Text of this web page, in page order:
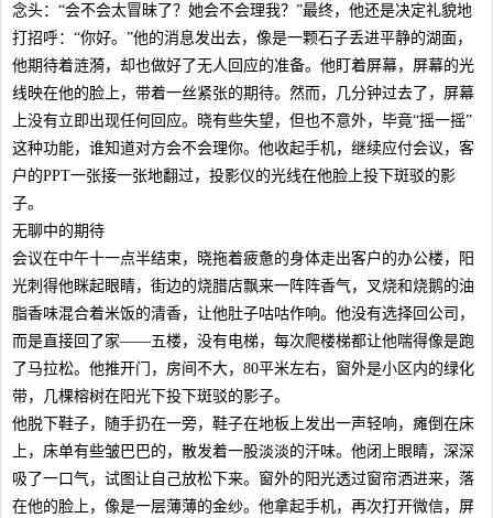
念头：“会不会太冒昧了？她会不会理我？”最终，他还是决定礼貌地
打招呼：“你好。”他的消息发出去，像是一颗石子丢进平静的湖面，
他期待着涟漪，却也做好了无人回应的准备。他盯着屏幕，屏幕的光
线映在他的脸上，带着一丝紧张的期待。然而，几分钟过去了，屏幕
上没有立即出现任何回应。晓有些失望，但也不意外，毕竟“摇一摇”
这种功能，谁知道对方会不会理你。他收起手机，继续应付会议，客
户的PPT一张接一张地翻过，投影仪的光线在他脸上投下斑驳的影
子。
无聊中的期待
会议在中午十一点半结束，晓拖着疲惫的身体走出客户的办公楼，阳
光刺得他眯起眼睛，街边的烧腊店飘来一阵阵香气，叉烧和烧鹅的油
脂香味混合着米饭的清香，让他肚子咕咕作响。他没有选择回公司，
而是直接回了家——五楼，没有电梯，每次爬楼梯都让他喘得像是跑
了马拉松。他推开门，房间不大，80平米左右，窗外是小区内的绿化
带，几棵榕树在阳光下投下斑驳的影子。
他脱下鞋子，随手扔在一旁，鞋子在地板上发出一声轻响，瘫倒在床
上，床单有些皱巴巴的，散发着一股淡淡的汗味。他闭上眼睛，深深
吸了一口气，试图让自己放松下来。窗外的阳光透过窗帘洒进来，落
在他的脸上，像是一层薄薄的金纱。他拿起手机，再次打开微信，屏